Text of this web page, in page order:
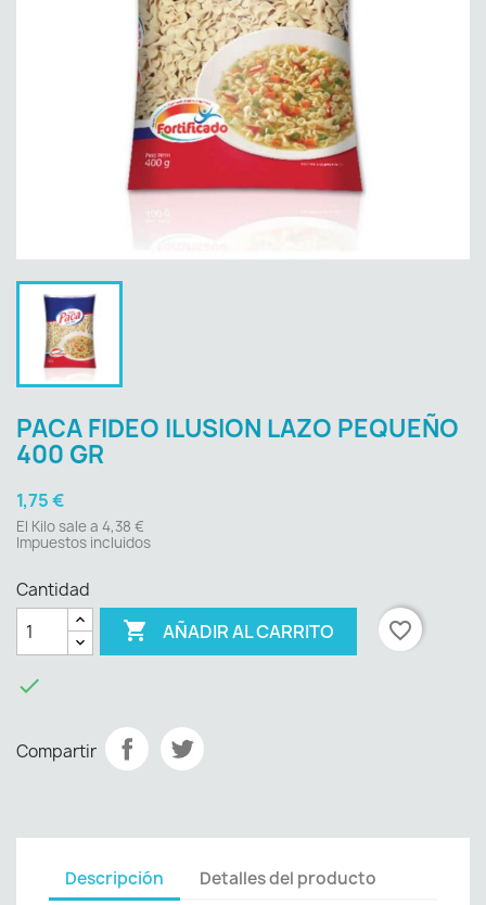
PACA FIDEO ILUSION LAZO PEQUEÑO
400 GR
1,75 €
El Kilo sale a 4,38 €
Impuestos incluidos
Cantidad
 AÑADIR AL CARRITO favorite_border

Compartir
Descripción Detalles del producto